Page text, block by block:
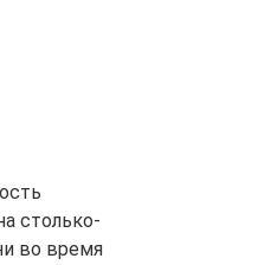
столько-
во время